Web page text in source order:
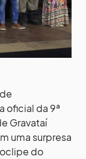
oficial da 9ª
Gravataí
uma surpresa
do